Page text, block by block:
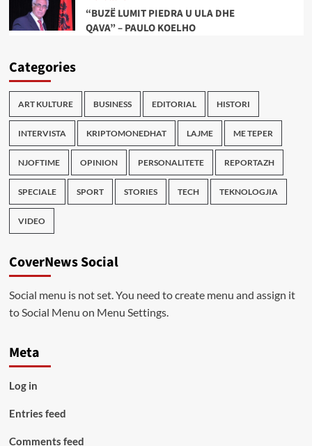
“BUZË LUMIT PIEDRA U ULA DHE
QAVA” – PAULO KOELHO
Categories
ART KULTURE BUSINESS EDITORIAL HISTORI
INTERVISTA KRIPTOMONEDHAT LAJME ME TEPER
NJOFTIME OPINION PERSONALITETE REPORTAZH
SPECIALE SPORT STORIES TECH TEKNOLOGJIA
VIDEO
CoverNews Social
Social menu is not set. You need to create menu and assign it
to Social Menu on Menu Settings.
Meta
Log in
Entries feed
Comments feed